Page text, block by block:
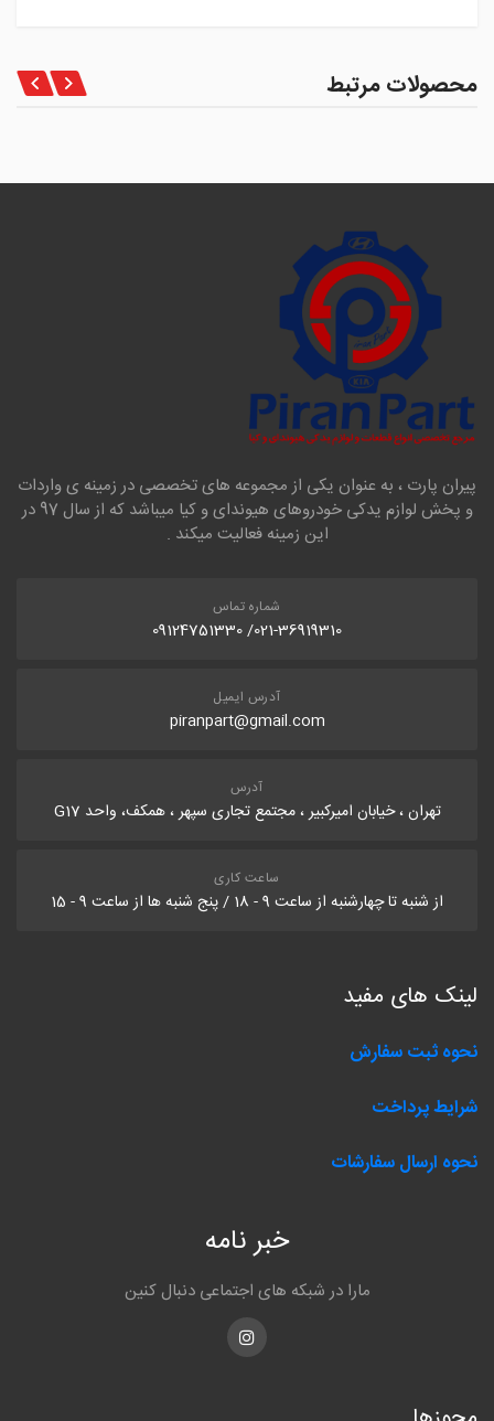
محصولات مرتبط
پیران پارت ، به عنوان یکی از مجموعه های تخصصی در زمینه ی واردات
و پخش لوازم یدکی خودروهای هیوندای و کیا میباشد که از سال 97 در
این زمینه فعالیت میکند .
شماره تماس
021-36919310/ 09124751330
آدرس ایمیل
piranpart@gmail.com
آدرس
تهران ، خیابان امیرکبیر ، مجتمع تجاری سپهر ، همکف، واحد G17
ساعت کاری
از شنبه تا چهارشنبه از ساعت 9 - 18 / پنج شنبه ها از ساعت 9 - 15
لینک های مفید
نحوه ثبت سفارش
شرایط پرداخت
نحوه ارسال سفارشات
خبر نامه
مارا در شبکه های اجتماعی دنبال کنین
Instagram